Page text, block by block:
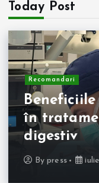
Today Post
Recomandari
în
digestiv
Bypress